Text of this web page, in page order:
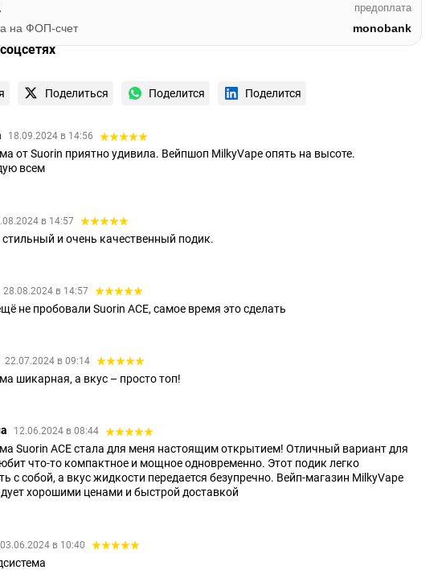
предоплата
на ФОП-счет monobank
Поделиться Поделится Поделится
18.09.2024 в 14:56
от Suorin приятно удивила. Вейпшоп MilkyVape опять на высоте.
всем
в 14:57
и очень качественный подик.
28.08.2024 в 14:57
не пробовали Suorin ACE, самое время это сделать
22.07.2024 в 09:14
шикарная, а вкус – просто топ!
12.06.2024 в 08:44
Suorin ACE стала для меня настоящим открытием! Отличный вариант для
что-то компактное и мощное одновременно. Этот подик легко
с собой, а вкус жидкости передается безупречно. Вейп-магазин MilkyVape
хорошими ценами и быстрой доставкой
03.06.2024 в 10:40